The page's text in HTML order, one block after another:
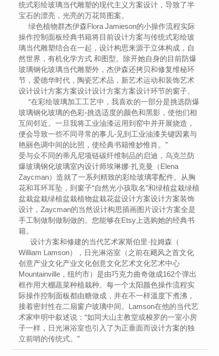
统式彩绘玻璃当代雕塑的现代主义方案设计，导致了半
宝石的漂亮，光亮的万花筒图案。
绿色植物群杰伊森Flora Jamieson的小操作流程实际
操作控制面板经典书籍将目前设计方案与传统式彩绘玻
璃当代雕塑结合在一起，设计构思来源于立体构成，自
然世界，有机化学方式 和图型。除开她自身的目前防爆
玻璃钢化玻璃当代雕塑外，杰伊森还拷贝和修复维秘环
节，爱德华时代，陶瓷艺术品，新艺术运动和装饰艺术
设计设计方案方案设计设计方案方案设计环节的窗子。
“在彩绘玻璃加工工艺中，我喜欢的一部分是挑选防爆
玻璃钢化玻璃的色彩-挑选适度的颜色和黑影，使他们相
互间邻近。一旦我将工业油漆运用到窑中并开展烧造，
便会导致一些不同寻常的事儿-见到工业油漆关键因素与
艳丽色调中间的比照，使经典书籍惟妙惟肖。”
受与众不同的蒂凡尼项链碳纤维制品的启迪，乌克兰防
爆玻璃钢化玻璃室内设计师埃琳娜·扎克曼（Elena
Zaycman）造就了一系列精致的彩绘玻璃零配件。从胸
花和耳环耳坠，到窗子“自然光小孩取名”和绿植盆栽绿植
盆栽盆栽绿植盆栽植物盆栽花盆设计方案设计方案装饰
设计，Zaycman的当然设计构思插画图片设计方案全是
手工制做制做制做的。您能够在Etsy上选购她的经典书
籍。
设计方案和修建的当代艺术家斯伯里·拉姆森（
William Lamson），日光淋浴室（之前在飓风之首文化
创意产业文化产业文化创意文化艺术文化艺术中心
Mountainville，纽约市）是由巧克力曲奇做成162个弹出
框作用大棚蔬菜种植栽种。每一个太阳颜色操作流程实
际操作控制面板都由糖做成，并在不一样溫度下煮沸，
接着密封性在二扇窗户玻璃中间。Lamson在他的当代艺
术家申明中叙述说：“如同大山主教堂或梭罗的一室小房
子一样，日光淋浴室也引入了为正垂面而设计方案的独
立前哨的传统式。”